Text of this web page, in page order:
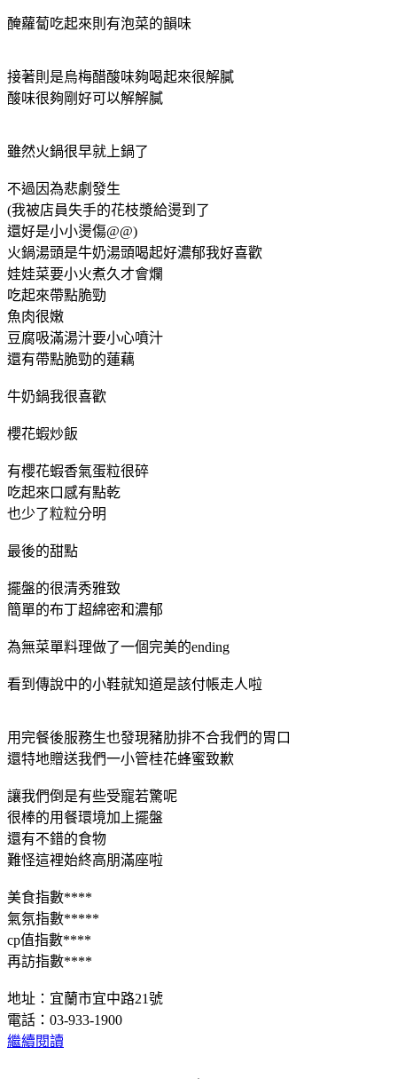
醃蘿蔔吃起來則有泡菜的韻味
接著則是烏梅醋酸味夠喝起來很解膩
酸味很夠剛好可以解解膩
雖然火鍋很早就上鍋了
不過因為悲劇發生
(我被店員失手的花枝漿給燙到了
還好是小小燙傷@@)
火鍋湯頭是牛奶湯頭喝起好濃郁我好喜歡
娃娃菜要小火煮久才會爛
吃起來帶點脆勁
魚肉很嫩
豆腐吸滿湯汁要小心噴汁
還有帶點脆勁的蓮藕
牛奶鍋我很喜歡
櫻花蝦炒飯
有櫻花蝦香氣蛋粒很碎
吃起來口感有點乾
也少了粒粒分明
最後的甜點
擺盤的很清秀雅致
簡單的布丁超綿密和濃郁
為無菜單料理做了一個完美的ending
看到傳說中的小鞋就知道是該付帳走人啦
用完餐後服務生也發現豬肋排不合我們的胃口
還特地贈送我們一小管桂花蜂蜜致歉
讓我們倒是有些受寵若驚呢
很棒的用餐環境加上擺盤
還有不錯的食物
難怪這裡始終高朋滿座啦
美食指數****
氣氛指數*****
cp值指數****
再訪指數****
地址：宜蘭市宜中路21號
電話：03-933-1900
繼續閱讀